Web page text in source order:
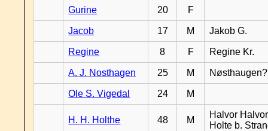
Gurine 20 F
Jacob 17 M Jakob G.
Regine 8 F Regine Kr.
A. J. Nosthagen 25 M Nøsthaugen?
Ole S. Vigedal 24 M
H. H. Holthe 48 M
Halvor
Holte b.